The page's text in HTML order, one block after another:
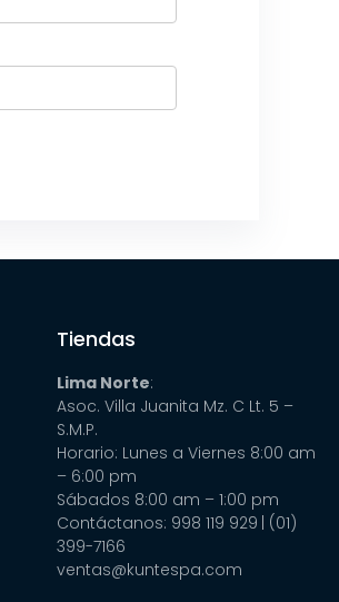
Tiendas
Lima Norte:
Asoc. Villa Juanita Mz. C Lt. 5 –
S.M.P.
Horario: Lunes a Viernes 8:00 am
– 6:00 pm
Sábados 8:00 am – 1:00 pm
Contáctanos: 998 119 929 | (01)
399-7166
ventas@kuntespa.com